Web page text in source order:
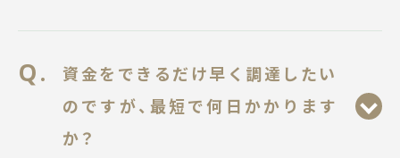
資金をできるだけ早く調達したい
のですが、最短で何日かかります
か？